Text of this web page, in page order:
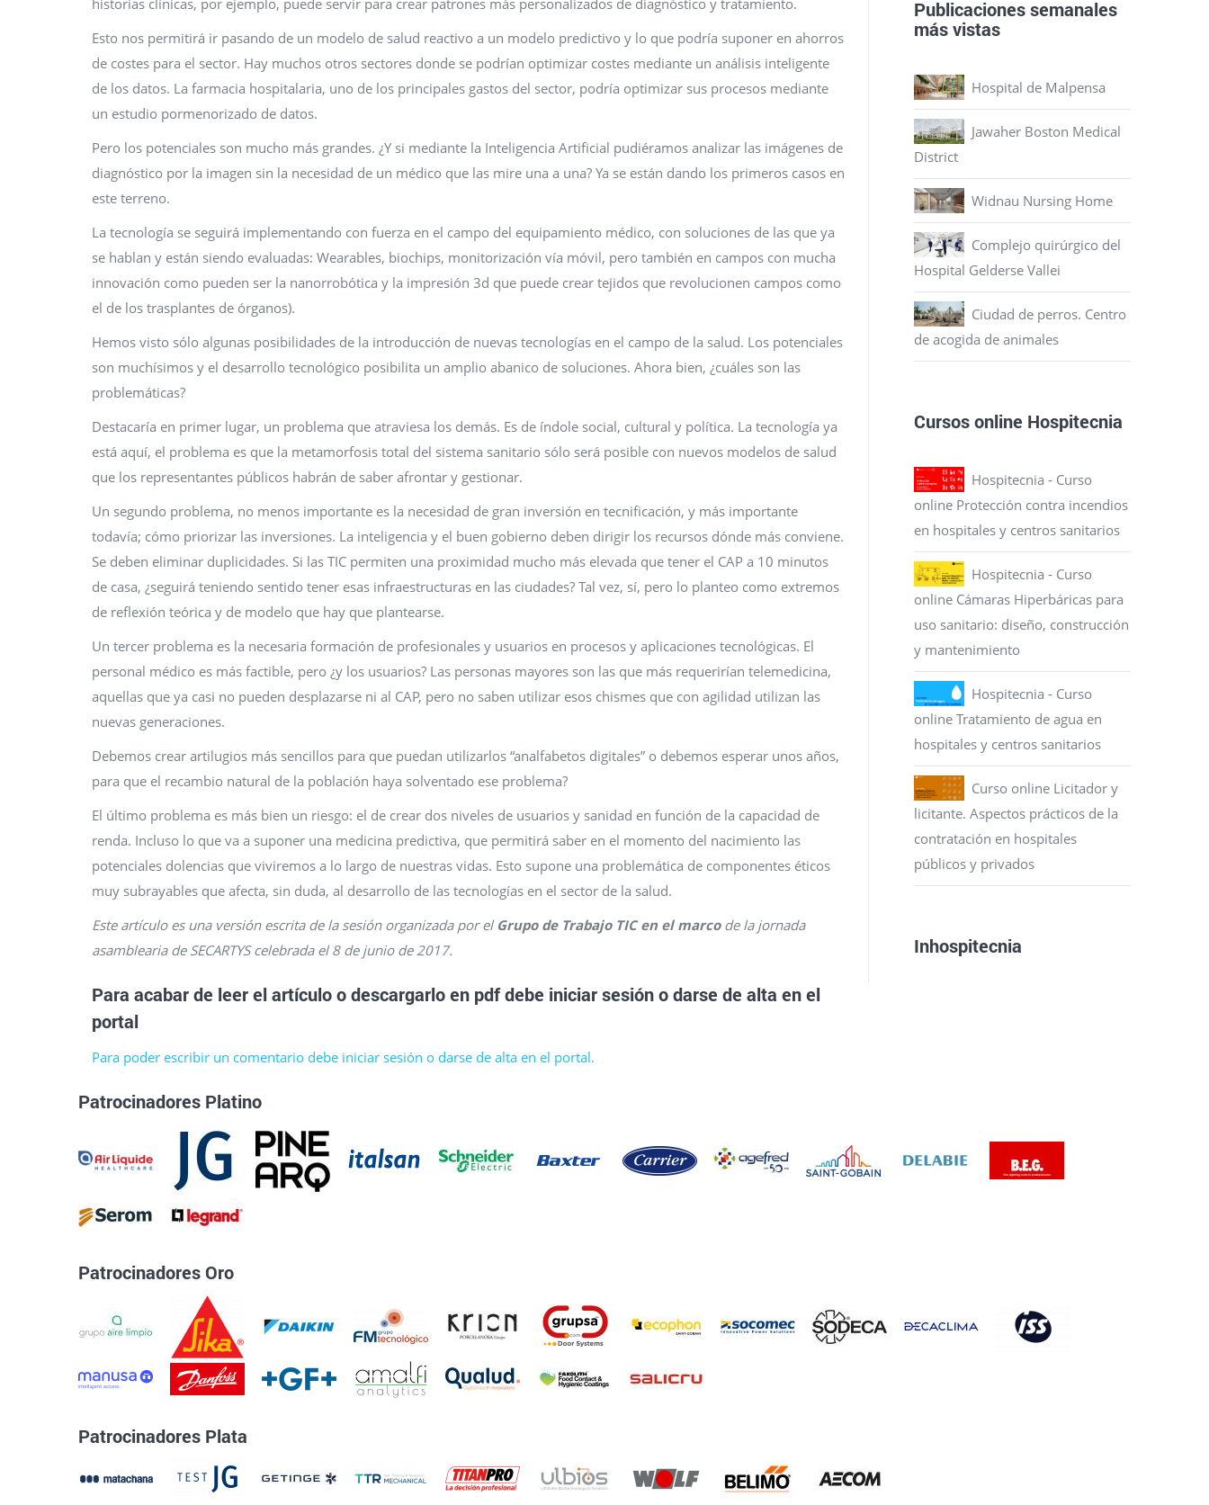
Esto nos permitirá ir pasando de un modelo de salud reactivo a un modelo predictivo y lo que podría suponer en ahorros
de costes para el sector. Hay muchos otros sectores donde se podrían optimizar costes mediante un análisis inteligente
de los datos. La farmacia hospitalaria, uno de los principales gastos del sector, podría optimizar sus procesos mediante
un estudio pormenorizado de datos.
Pero los potenciales son mucho más grandes. ¿Y si mediante la Inteligencia Artificial pudiéramos analizar las imágenes de
diagnóstico por la imagen sin la necesidad de un médico que las mire una a una? Ya se están dando los primeros casos en
este terreno.
La tecnología se seguirá implementando con fuerza en el campo del equipamiento médico, con soluciones de las que ya
se hablan y están siendo evaluadas: Wearables, biochips, monitorización vía móvil, pero también en campos con mucha
innovación como pueden ser la nanorrobótica y la impresión 3d que puede crear tejidos que revolucionen campos como
el de los trasplantes de órganos).
Hemos visto sólo algunas posibilidades de la introducción de nuevas tecnologías en el campo de la salud. Los potenciales
son muchísimos y el desarrollo tecnológico posibilita un amplio abanico de soluciones. Ahora bien, ¿cuáles son las
problemáticas?
Destacaría en primer lugar, un problema que atraviesa los demás. Es de índole social, cultural y política. La tecnología ya
está aquí, el problema es que la metamorfosis total del sistema sanitario sólo será posible con nuevos modelos de salud
que los representantes públicos habrán de saber afrontar y gestionar.
Un segundo problema, no menos importante es la necesidad de gran inversión en tecnificación, y más importante
todavía; cómo priorizar las inversiones. La inteligencia y el buen gobierno deben dirigir los recursos dónde más conviene.
Se deben eliminar duplicidades. Si las TIC permiten una proximidad mucho más elevada que tener el CAP a 10 minutos
de casa, ¿seguirá teniendo sentido tener esas infraestructuras en las ciudades? Tal vez, sí, pero lo planteo como extremos
de reflexión teórica y de modelo que hay que plantearse.
Un tercer problema es la necesaria formación de profesionales y usuarios en procesos y aplicaciones tecnológicas. El
personal médico es más factible, pero ¿y los usuarios? Las personas mayores son las que más requerirían telemedicina,
aquellas que ya casi no pueden desplazarse ni al CAP, pero no saben utilizar esos chismes que con agilidad utilizan las
nuevas generaciones.
Debemos crear artilugios más sencillos para que puedan utilizarlos “analfabetos digitales” o debemos esperar unos años,
para que el recambio natural de la población haya solventado ese problema?
El último problema es más bien un riesgo: el de crear dos niveles de usuarios y sanidad en función de la capacidad de
renda. Incluso lo que va a suponer una medicina predictiva, que permitirá saber en el momento del nacimiento las
potenciales dolencias que viviremos a lo largo de nuestras vidas. Esto supone una problemática de componentes éticos
muy subrayables que afecta, sin duda, al desarrollo de las tecnologías en el sector de la salud.
Este artículo es una versión escrita de la sesión organizada por el Grupo de Trabajo TIC en el marco de la jornada
asamblearia de SECARTYS celebrada el 8 de junio de 2017.
Para acabar de leer el artículoo descargarlo en pdfdebe iniciar sesiónodarse de alta en el
portal
Para poder escribir un comentario debe iniciar sesión o darse de alta en el portal.
Publicaciones semanales
más vistas
Hospital de Malpensa
Jawaher Boston Medical
District
Widnau Nursing Home
Complejo quirúrgico del
Hospital Gelderse Vallei
Ciudad de perros. Centro
de acogida de animales
Cursos online Hospitecnia
Hospitecnia - Curso
online Protección contra incendios
en hospitales y centros sanitarios
Hospitecnia - Curso
online Cámaras Hiperbáricas para
uso sanitario: diseño, construcción
y mantenimiento
Hospitecnia - Curso
online Tratamiento de agua en
hospitales y centros sanitarios
Curso online Licitador y
licitante. Aspectos prácticos de la
contratación en hospitales
públicos y privados
Inhospitecnia
Patrocinadores Platino
Patrocinadores Oro
Patrocinadores Plata